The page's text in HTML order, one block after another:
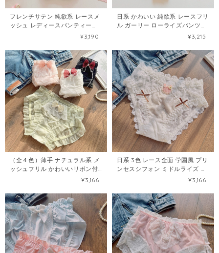
フレンチサテン 純欲系 レースメ
ッシュ レディースパンティー
¥3,190
日系 かわいい 純欲系 レースフリ
ル ガーリー ローライズパンツ
¥3,215
（全４色）薄手 ナチュラル系 メ
ッシュフリル かわいいリボン付
き ガーリーパンツ102635886
¥3,166
日系 3色 レース全面 学園風 プリ
ンセスシフォン ミドルライズ フ
リル付き レディースパンツ¥3,166